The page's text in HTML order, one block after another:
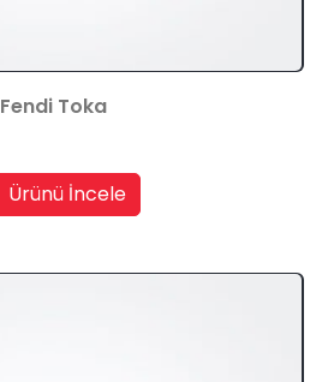
Fendi Toka
Ürünü İncele